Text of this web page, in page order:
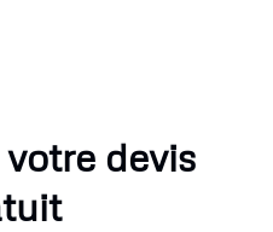
devis